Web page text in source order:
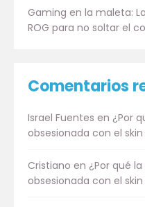
Gaming en la maleta:
ROG para no soltar el
Comentarios
Israel Fuentes en ¿Por
obsesionada con el
Cristiano en ¿Por qué
obsesionada con el